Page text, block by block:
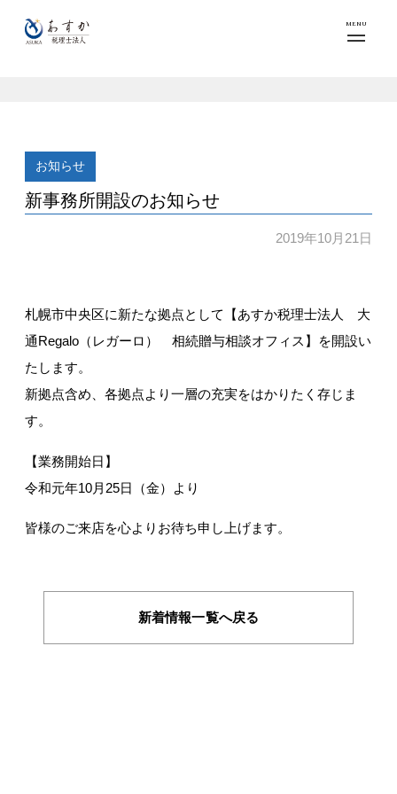
MENU
お知らせ
新事務所開設のお知らせ
2019年10月21日
札幌市中央区に新たな拠点として【あすか税理士法人 大
通Regalo（レガーロ） 相続贈与相談オフィス】を開設い
たします。
新拠点含め、各拠点より一層の充実をはかりたく存じま
す。
【業務開始日】
令和元年10月25日（金）より
皆様のご来店を心よりお待ち申し上げます。
新着情報一覧へ戻る